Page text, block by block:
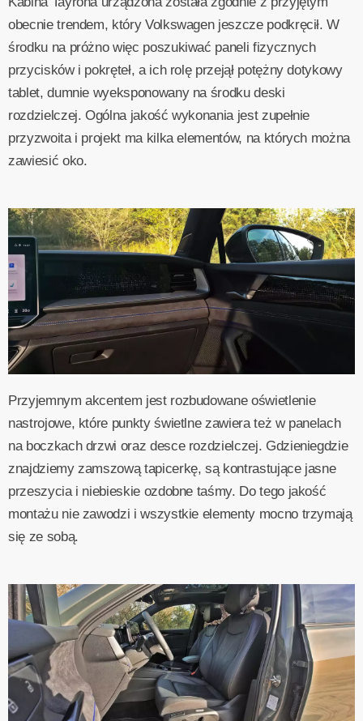
obecnie trendem, który Volkswagen jeszcze podkręcił. W
środku na próżno więc poszukiwać paneli fizycznych
przycisków i pokręteł, a ich rolę przejął potężny dotykowy
tablet, dumnie wyeksponowany na środku deski
rozdzielczej. Ogólna jakość wykonania jest zupełnie
przyzwoita i projekt ma kilka elementów, na których można
zawiesić oko.
Przyjemnym akcentem jest rozbudowane oświetlenie
nastrojowe, które punkty świetlne zawiera też w panelach
na boczkach drzwi oraz desce rozdzielczej. Gdzieniegdzie
znajdziemy zamszową tapicerkę, są kontrastujące jasne
przeszycia i niebieskie ozdobne taśmy. Do tego jakość
montażu nie zawodzi i wszystkie elementy mocno trzymają
się ze sobą.